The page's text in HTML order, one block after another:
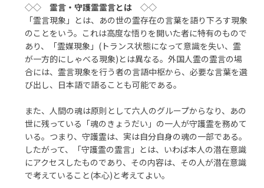
◇◇霊言・守護霊霊言とは ◇◇
「霊言現象」とは、あの世の霊存在の言葉を語り下ろす現象
のことをいう。これは高度な悟りを開いた者に特有のもので
あり、「霊媒現象」(トランス状態になって意識を失い、霊
が一方的にしゃべる現象)とは異なる。外国人霊の霊言の場
合には、霊言現象を行う者の言語中枢から、必要な言葉を選
び出し、日本語で語ることも可能である。
また、人間の魂は原則として六人のグループからなり、あの
世に残っている「魂のきょうだい」の一人が守護霊を務めて
いる。つまり、守護霊は、実は自分自身の魂の一部である。
したがって、「守護霊の霊言」とは、いわば本人の潜在意識
にアクセスしたものであり、その内容は、その人が潜在意識
で考えていること(本心)と考えてよい。